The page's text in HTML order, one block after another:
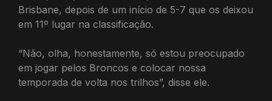
Brisbane, depois de um início de 5-7 que os deixou
em 11º lugar na classificação.
“Não, olha, honestamente, só estou preocupado
em jogar pelos Broncos e colocar nossa
temporada de volta nos trilhos”, disse ele.